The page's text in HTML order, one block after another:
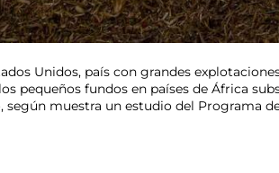
Unidos, país con grandes
pequeños fundos en países de África
según muestra un estudio del Programa